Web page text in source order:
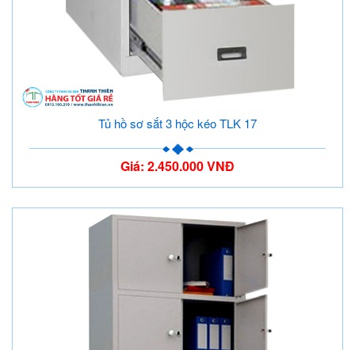
Tủ hồ sơ sắt 3 hộc kéo TLK 17
Giá: 2.450.000 VNĐ